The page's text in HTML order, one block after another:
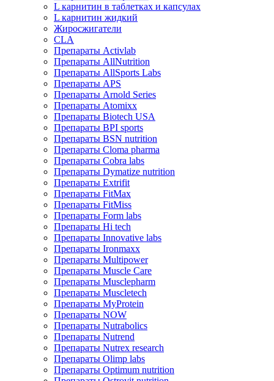
L карнитин в таблетках и капсулах
L карнитин жидкий
Жиросжигатели
CLA
Препараты Activlab
Препараты AllNutrition
Препараты AllSports Labs
Препараты APS
Препараты Arnold Series
Препараты Atomixx
Препараты Biotech USA
Препараты BPI sports
Препараты BSN nutrition
Препараты Cloma pharma
Препараты Cobra labs
Препараты Dymatize nutrition
Препараты Extrifit
Препараты FitMax
Препараты FitMiss
Препараты Form labs
Препараты Hi tech
Препараты Innovative labs
Препараты Ironmaxx
Препараты Multipower
Препараты Muscle Care
Препараты Musclepharm
Препараты Muscletech
Препараты MyProtein
Препараты NOW
Препараты Nutrabolics
Препараты Nutrend
Препараты Nutrex research
Препараты Olimp labs
Препараты Optimum nutrition